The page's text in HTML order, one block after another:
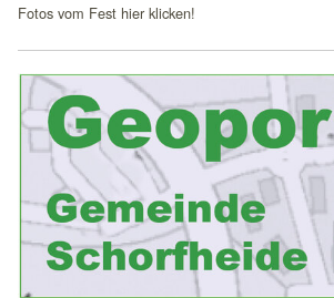
Fotos vom Fest hier klicken!